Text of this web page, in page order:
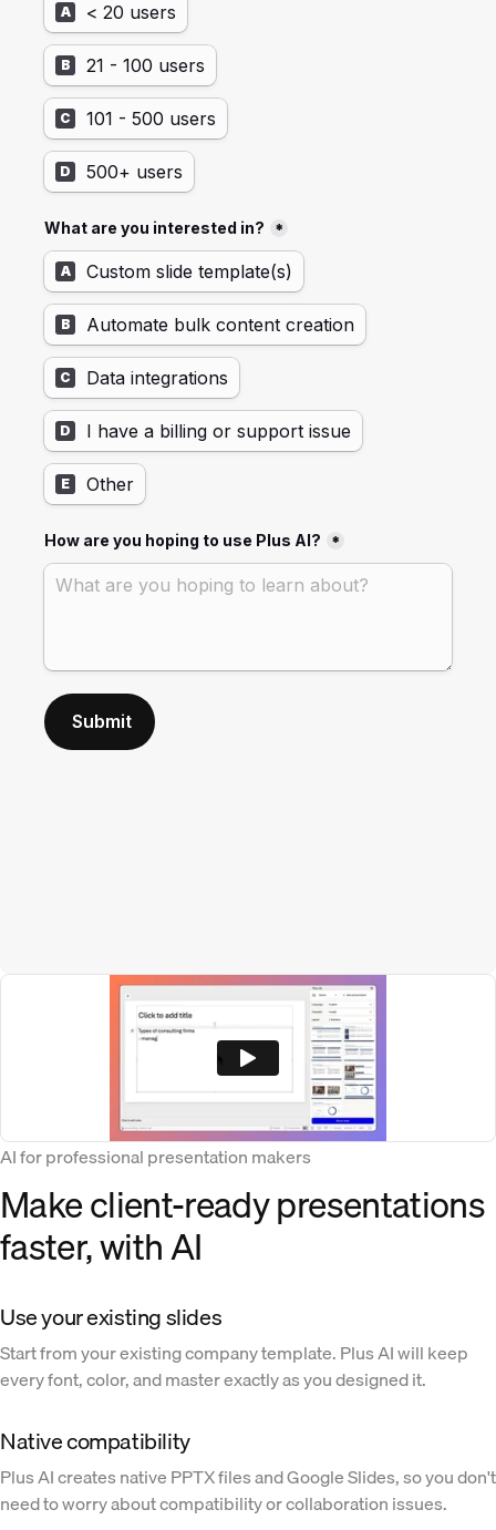
AI for professional presentation makers
Make client-ready presentations
faster, with AI
Use your existing slides
Start from your existing company template. Plus AI will keep
every font, color, and master exactly as you designed it.
Native compatibility
Plus AI creates native PPTX files and Google Slides, so you don't
need to worry about compatibility or collaboration issues.